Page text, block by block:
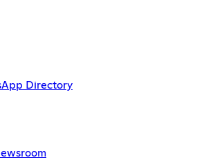
App Directory